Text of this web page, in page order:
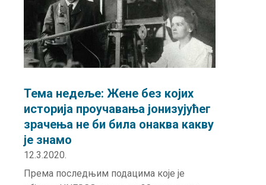
Тема недеље: Жене без којих
историја проучавања јонизујућег
зрачења не би била онаква какву
је знамо
12.3.2020.
Према последњим подацима које је